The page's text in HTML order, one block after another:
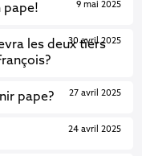
pape! 9 mai 2025
les deux tiers
30 avril 2025
pape? 27 avril 2025
24 avril 2025